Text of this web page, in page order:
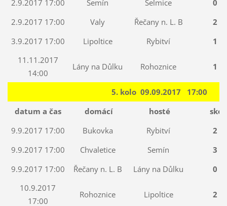
2.9.2017 17:00
Semín Selmice
0 :
2.9.2017 17:00
Valy Řečany n. L. B
2 :
3.9.2017 17:00
Lipoltice Rybitví
1 :
11.11.2017
14:00
Lány na Důlku Rohoznice 1 :
5. kolo 09.09.2017 17:00
datum a čas
domácí hosté
9.9.2017 17:00
Bukovka Rybitví
2 :
9.9.2017 17:00
Chvaletice Semín
3 :
9.9.2017 17:00
Řečany n. L. B Lány na Důlku
0 :
10.9.2017
17:00
Rohoznice Lipoltice 2 :